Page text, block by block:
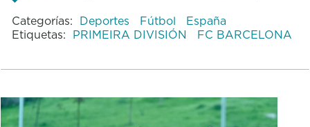
Categorías: Deportes Fútbol
España
Etiquetas: PRIMEIRA DIVISIÓN FC BARCELONA